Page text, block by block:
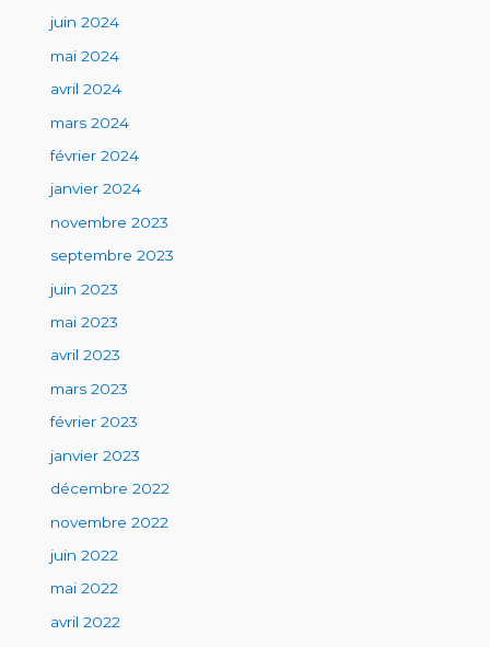
juin 2024
mai 2024
avril 2024
mars 2024
février 2024
janvier 2024
novembre 2023
septembre 2023
juin 2023
mai 2023
avril 2023
mars 2023
février 2023
janvier 2023
décembre 2022
novembre 2022
juin 2022
mai 2022
avril 2022